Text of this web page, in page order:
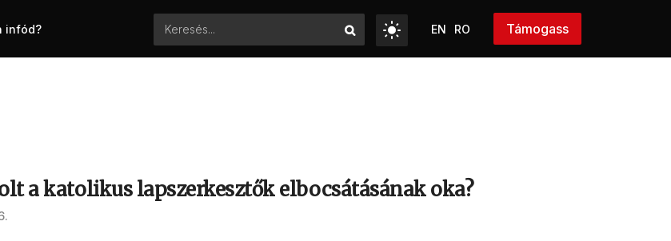
infód? EN RO Támogass
a katolikus lapszerkesztők elbocsátásának oka?